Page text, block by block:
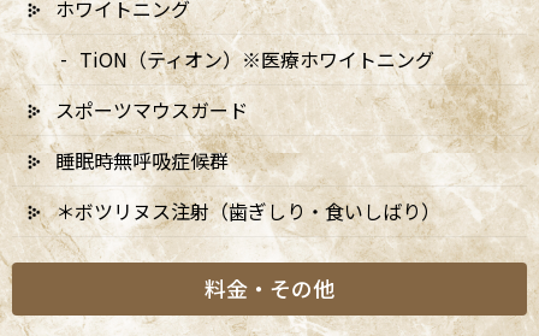
iTeroは、3次元で歯型を取得できるデジタルスキャナーです。従
来の印象材を使用せず、口腔内を直接スキャンすることで、リアル
タイムで高精度なデータを生成します。このプロセスは迅速で、患
者様にとって負担が少なく、かつデータがすぐに確認できるた
め、安心感を提供します。iTeroは、インビザラインなどの矯正治
療やインプラント治療において特に効果的です。
3. 従来の歯型取りとの比較
従来の型取りは、印象材を口腔内に入れ、硬化するまでの時間を
ホワイトニング
TiON（ティオン）※医療ホワイトニング
スポーツマウスガード
睡眠時無呼吸症候群
＊ボツリヌス注射（歯ぎしり・食いしばり）
料金・その他